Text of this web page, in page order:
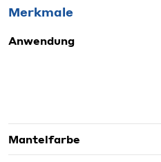
Merkmale
Anwendung
Mantelfarbe